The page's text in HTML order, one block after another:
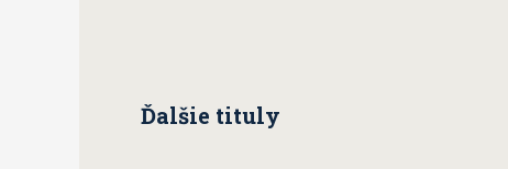
Ďalšie tituly